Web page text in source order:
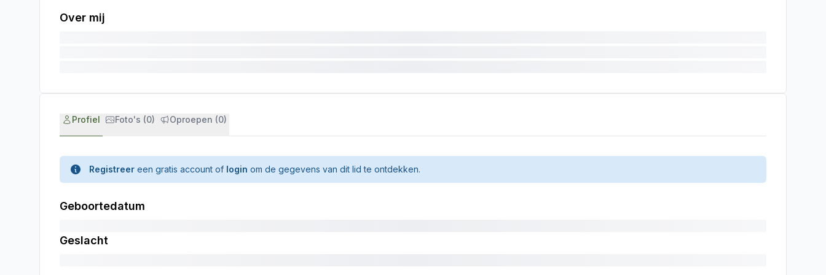
Over mij
Profiel Foto's (0) Oproepen (0)
Registreer een gratis account of login om de gegevens van dit lid te ontdekken.
Geboortedatum
Geslacht